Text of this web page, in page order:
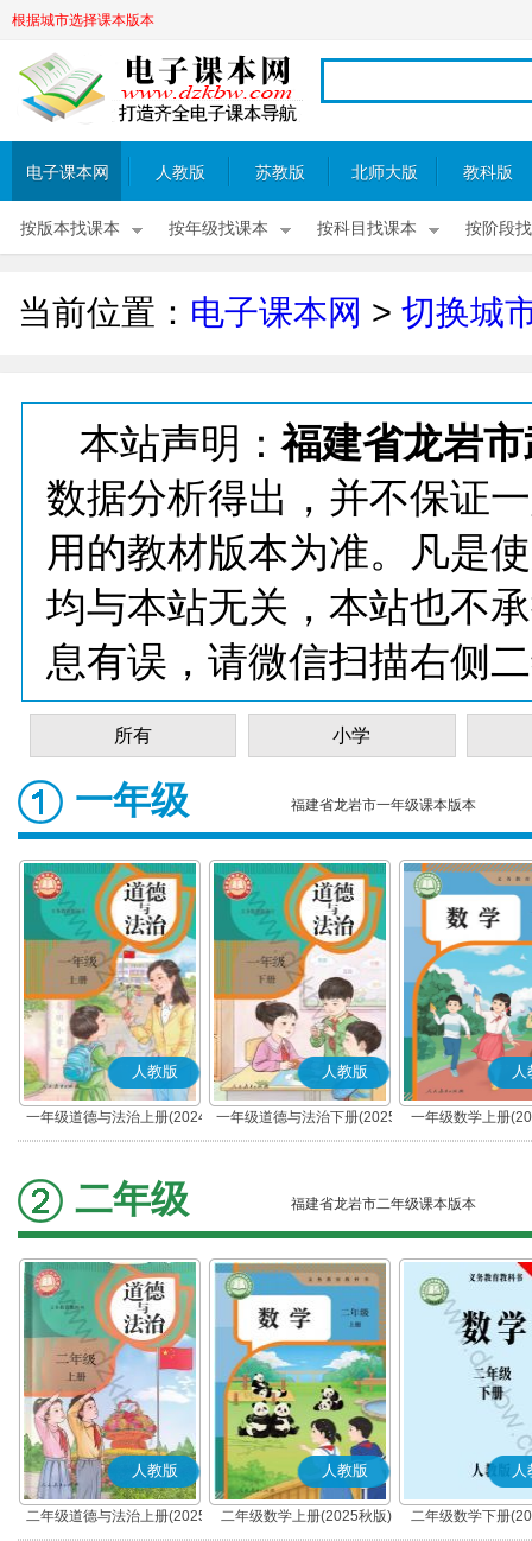
根据城市选择课本版本
电子课本网 人教版 苏教版 北师大版 教科版
按版本找课本 按年级找课本 按科目找课本 按阶段
当前位置： 电子课本网 > 切换城
本站声明：福建省龙岩
数据分析得出，并不保证
用的教材版本为准。凡是
均与本站无关，本站也不
息有误，请微信扫描右侧
所有 小学
一年级 福建省龙岩市一年级课本版本
人教版
一年级道德与法治上册(2024
秋版)(部编版)
人教版
一年级道德与法治下册(2025
春版)(部编版)
人
一年级数学上册
二年级 福建省龙岩市二年级课本版本
人教版
二年级道德与法治上册(2025
人教版
二年级数学上册(2025秋版)
人
二年级数学下册